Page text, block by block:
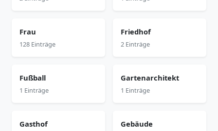
Frau
128 Einträge
Friedhof
2 Einträge
Fußball
1 Einträge
Gartenarchitekt
1 Einträge
Gasthof Gebäude